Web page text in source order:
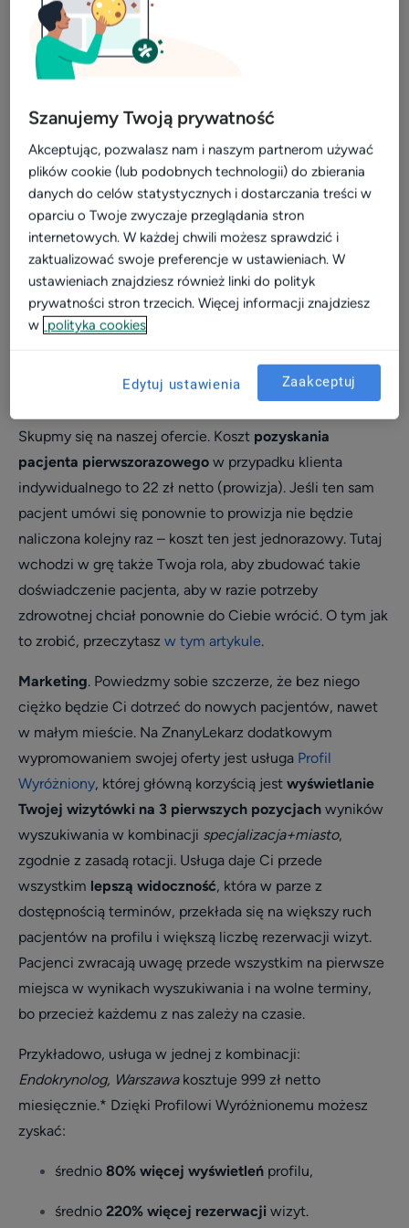
profil placówki
Materiały do pobrania
Szkolenia online
Instrukcje i pomoc
Blog
się do Ciebie dana liczba pacjentów, to po odjęciu opłaty
za ZnanyLekarz, dowiesz się ile wynosi Twój zwrot z
inwestycji (w profil na ZnanyLekarz).
zainwestowanych środków, zarówno finansowych, jak i
tych niematerialnych (np. czas) na liczbę pozyskanych
pacjentów.
No dobrze, ale jak to wyliczyć?
Skupmy się na naszej ofercie. Koszt pozyskania
pacjenta pierwszorazowego w przypadku klienta
indywidualnego to 22 zł netto (prowizja). Jeśli ten sam
pacjent umówi się ponownie to prowizja nie będzie
naliczona kolejny raz – koszt ten jest jednorazowy. Tutaj
wchodzi w grę także Twoja rola, aby zbudować takie
doświadczenie pacjenta, aby w razie potrzeby
zdrowotnej chciał ponownie do Ciebie wrócić. O tym jak
to zrobić, przeczytasz w tym artykule.
Marketing. Powiedzmy sobie szczerze, że bez niego
ciężko będzie Ci dotrzeć do nowych pacjentów, nawet
w małym mieście. Na ZnanyLekarz dodatkowym
wypromowaniem swojej oferty jest usługa Profil
Wyróżniony, której główną korzyścią jest wyświetlanie
Twojej wizytówki na 3 pierwszych pozycjach wyników
wyszukiwania w kombinacji specjalizacja+miasto,
zgodnie z zasadą rotacji. Usługa daje Ci przede
wszystkim lepszą widoczność, która w parze z
dostępnością terminów, przekłada się na większy ruch
pacjentów na profilu i większą liczbę rezerwacji wizyt.
Pacjenci zwracają uwagę przede wszystkim na pierwsze
miejsca w wynikach wyszukiwania i na wolne terminy,
bo przecież każdemu z nas zależy na czasie.
Przykładowo, usługa w jednej z kombinacji:
Endokrynolog, Warszawakosztuje 999 zł netto
miesięcznie.* Dzięki Profilowi Wyróżnionemu możesz
zyskać:
średnio 80% więcej wyświetleń profilu,
średnio 220% więcej rezerwacji wizyt.
Szanujemy Twoją prywatność
Akceptując, pozwalasz nam i naszym partnerom używać
plików cookie (lub podobnych technologii) do zbierania
danych do celów statystycznych i dostarczania treści w
oparciu o Twoje zwyczaje przeglądania stron
internetowych. W każdej chwili możesz sprawdzić i
zaktualizować swoje preferencje w ustawieniach. W
ustawieniach znajdziesz również linki do polityk
prywatności stron trzecich. Więcej informacji znajdziesz
w polityka cookies
Edytuj ustawienia Zaakceptuj